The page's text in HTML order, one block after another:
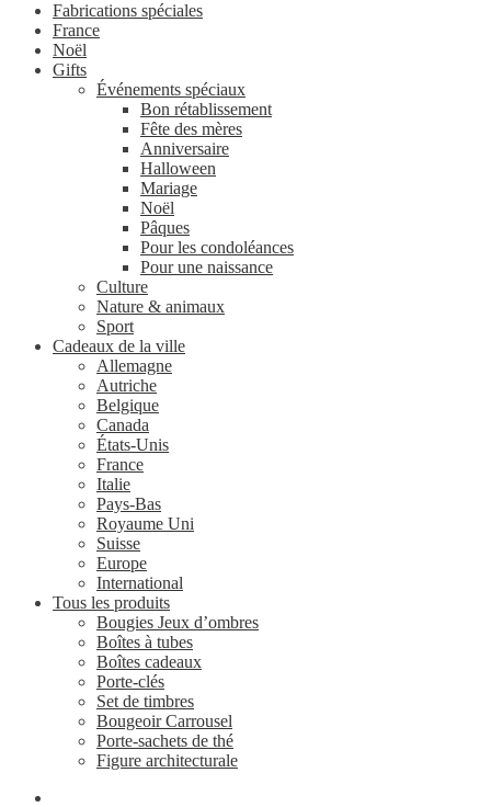
Fabrications spéciales
France
Noël
Gifts
Événements spéciaux
Bon rétablissement
Fête des mères
Anniversaire
Halloween
Mariage
Noël
Pâques
Pour les condoléances
Pour une naissance
Culture
Nature & animaux
Sport
Cadeaux de la ville
Allemagne
Autriche
Belgique
Canada
États-Unis
France
Italie
Pays-Bas
Royaume Uni
Suisse
Europe
International
Tous les produits
Bougies Jeux d’ombres
Boîtes à tubes
Boîtes cadeaux
Porte-clés
Set de timbres
Bougeoir Carrousel
Porte-sachets de thé
Figure architecturale